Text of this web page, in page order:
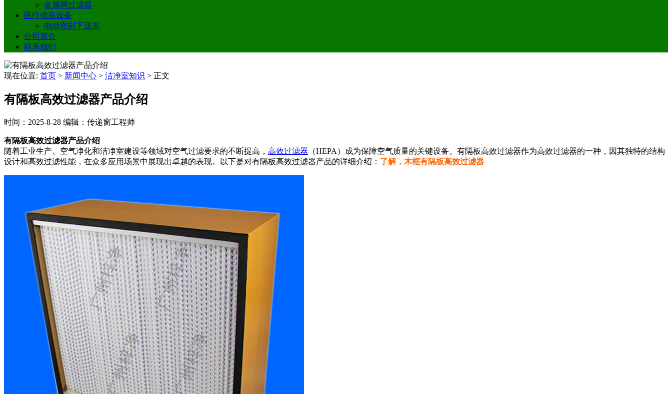
金属网过滤器
医疗供应设备
电动密封下送车
公司简介
联系我们
现在位置: 首页 > 新闻中心 > 洁净室知识 > 正文
有隔板高效过滤器产品介绍
时间：2025-8-28 编辑：传递窗工程师
有隔板高效过滤器产品介绍
随着工业生产、空气净化和洁净室建设等领域对空气过滤要求的不断提高， 高效过滤器 （HEPA）成为保障空气质量的关键设备。有隔板高效过滤器作为高效过滤器的一种，因其独特的结构
设计和高效过滤性能，在众多应用场景中展现出卓越的表现。以下是对有隔板高效过滤器产品的详细介绍： 了解， 木框有隔板高效过滤器